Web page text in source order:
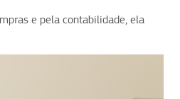
e pela contabilidade, ela